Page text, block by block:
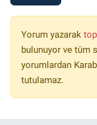
Yorum yazarak
bulunuyor ve tüm
yorumlardan
tutulamaz.